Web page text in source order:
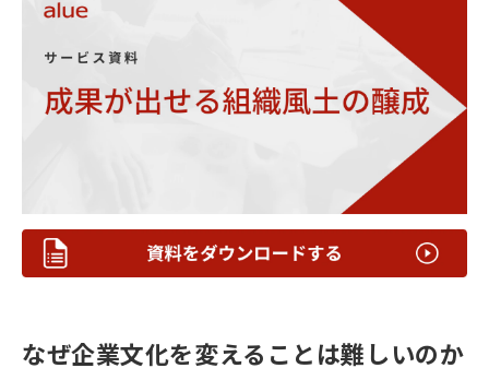
なぜ企業文化を変えることは難しいのか